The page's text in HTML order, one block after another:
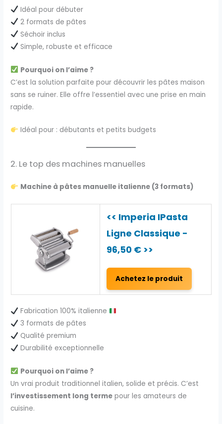
Idéal pour débuter
2 formats de pâtes
Séchoir inclus
Simple, robuste et efficace
Pourquoi on l’aime ?
C’est la solution parfaite pour découvrir les pâtes maison
sans se ruiner. Elle offre l’essentiel avec une prise en main
rapide.
Idéal pour : débutants et petits budgets
2. Le top des machines manuelles
Machine à pâtes manuelle italienne (3 formats)
<< Imperia IPasta
Ligne Classique -
96,50 € >>
Achetez le produit
Fabrication 100% italienne
3 formats de pâtes
Qualité premium
Durabilité exceptionnelle
Pourquoi on l’aime ?
Un vrai produit traditionnel italien, solide et précis. C’est
l’investissement long terme pour les amateurs de
cuisine.